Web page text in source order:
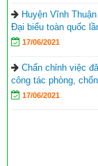
Agribank chi
trường nhân lễ khai
huyện Vĩnh Thuận
Thư của Chủ tịch
dịp khai giảng năm
Huyện Vĩnh
Đại biểu toàn quốc
17/06/2021
Chấn chỉnh việc
công tác phòng,
17/06/2021